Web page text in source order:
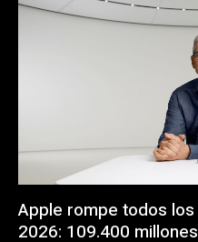
Apple rompe todos
2026: 109.400